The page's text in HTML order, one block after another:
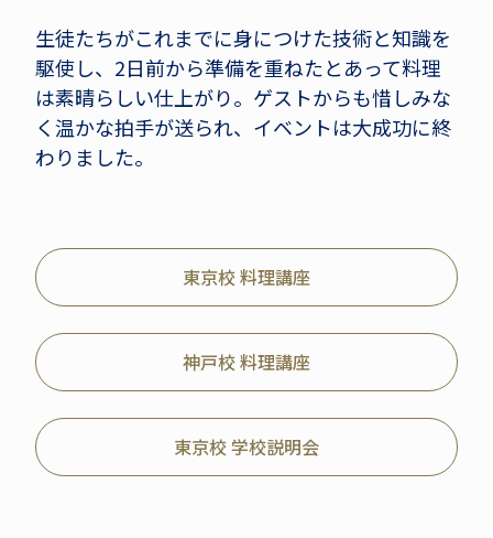
生徒たちがこれまでに身につけた技術と知識を
駆使し、2日前から準備を重ねたとあって料理
は素晴らしい仕上がり。ゲストからも惜しみな
く温かな拍手が送られ、イベントは大成功に終
わりました。
東京校 料理講座
神戸校 料理講座
東京校 学校説明会